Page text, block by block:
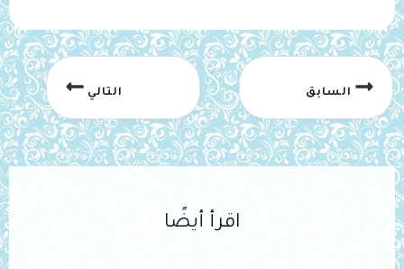
السابق التالي
اقرأ أيضًا